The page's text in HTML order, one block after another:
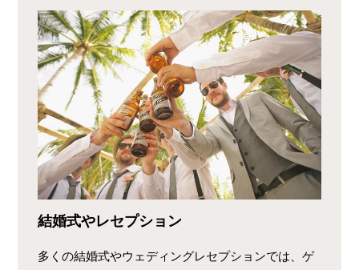
結婚式やレセプション
多くの結婚式やウェディングレセプションでは、ゲ